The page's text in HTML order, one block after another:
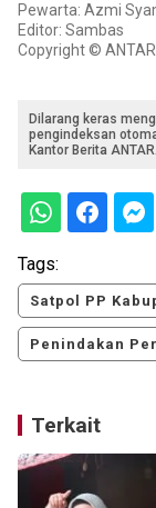
Pewarta: Azmi
Editor: Sambas
Copyright ©
Dilarang keras
pengindeksan
Kantor Berita
Tags:
Satpol PP
Penindakan
Terkait